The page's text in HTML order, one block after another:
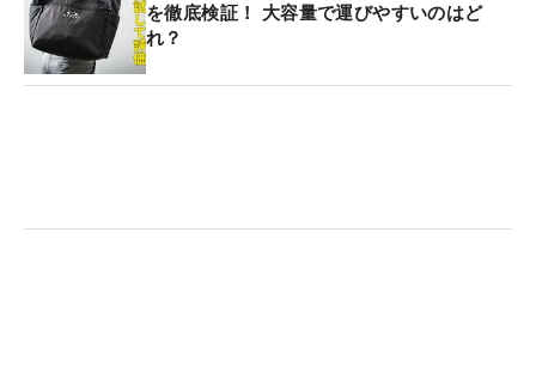
を徹底検証！ 大容量で運びやすいのはど
れ？